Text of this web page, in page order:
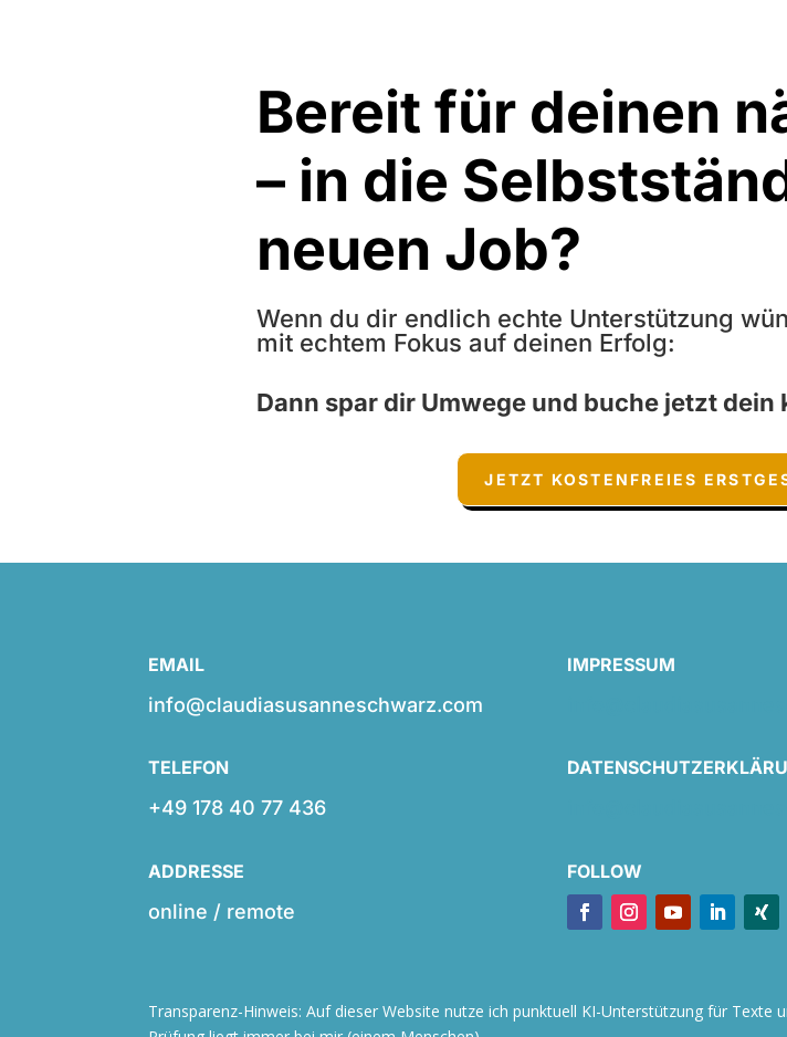
Bereit für deinen
– in die
neuen Job?
Wenn du dir endlich echte Unterstützung
mit echtem Fokus auf deinen Erfolg:
Dann spar dir Umwege und buche jetzt
JETZT KOSTENFREIES
EMAIL
info@claudiasusanneschwarz.com
TELEFON
+49 178 40 77 436
ADDRESSE
online / remote
IMPRESSUM
FOLLOW
Transparenz-Hinweis: Auf dieser Website nutze ich punktuell KI-Unterstützung für